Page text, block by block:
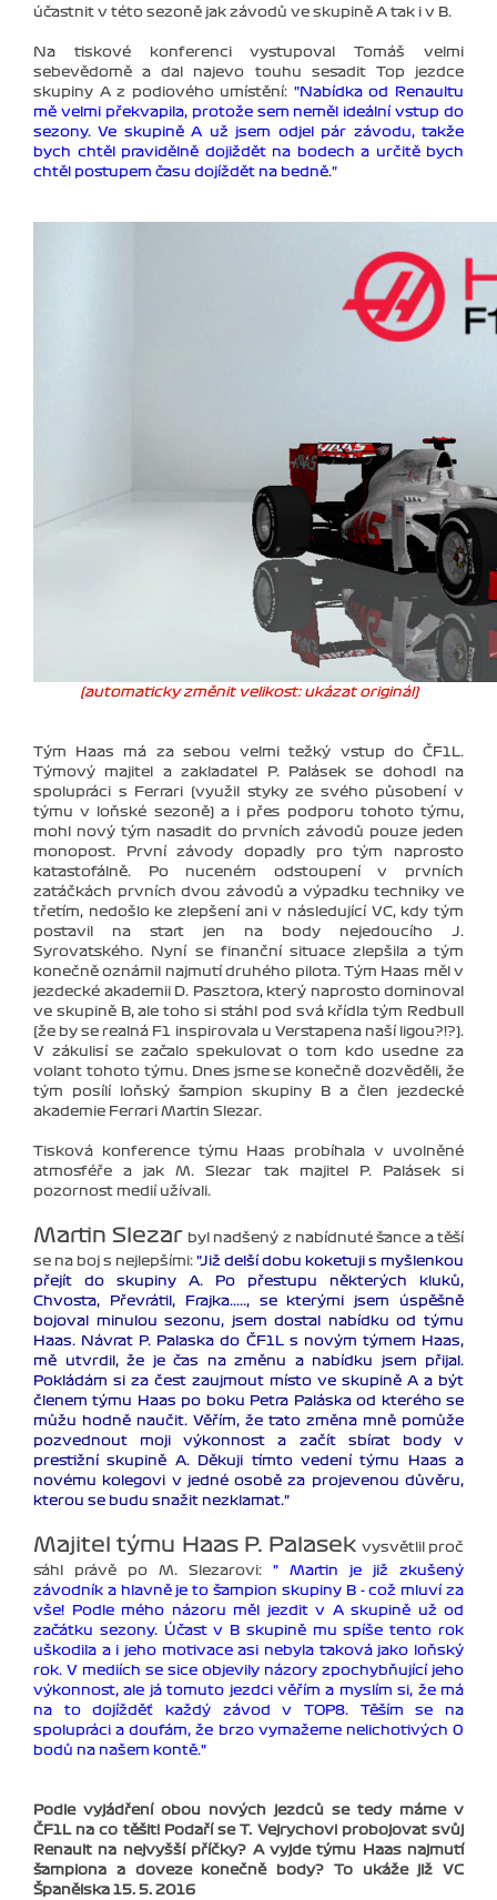
účastnit v této sezoně jak závodů ve skupině A tak i v B.
Na tiskové konferenci vystupoval Tomáš velmi
sebevědomě a dal najevo touhu sesadit Top jezdce
skupiny A z podiového umístění: "Nabídka od Renaultu
mě velmi překvapila, protože sem neměl ideální vstup do
sezony. Ve skupině A už jsem odjel pár závodu, takže
bych chtěl pravidělně dojiždět na bodech a určitě bych
chtěl postupem času dojíždět na bedně."
(automaticky změnit velikost: ukázat originál)
Tým Haas má za sebou velmi težký vstup do ČF1L.
Týmový majitel a zakladatel P. Palásek se dohodl na
spolupráci s Ferrari (využil styky ze svého působení v
týmu v loňské sezoně) a i přes podporu tohoto týmu,
mohl nový tým nasadit do prvních závodů pouze jeden
monopost. První závody dopadly pro tým naprosto
katastofálně. Po nuceném odstoupení v prvních
zatáčkách prvních dvou závodů a výpadku techniky ve
třetím, nedošlo ke zlepšení ani v následující VC, kdy tým
postavil na start jen na body nejedoucího J.
Syrovatského. Nyní se finanční situace zlepšila a tým
konečně oznámil najmutí druhého pilota. Tým Haas měl v
jezdecké akademii D. Pasztora, který naprosto dominoval
ve skupině B, ale toho si stáhl pod svá křídla tým Redbull
(že by se realná F1 inspirovala u Verstapena naší ligou?!?).
V zákulisí se začalo spekulovat o tom kdo usedne za
volant tohoto týmu. Dnes jsme se konečně dozvěděli, že
tým posílí loňský šampion skupiny B a člen jezdecké
akademie Ferrari Martin Slezar.
Tisková konference týmu Haas probíhala v uvolněné
atmosféře a jak M. Slezar tak majitel P. Palásek si
pozornost medií užívali.
Martin Slezar byl nadšený z nabídnuté šance a těší
se na boj s nejlepšími: "Již delší dobu koketuji s myšlenkou
přejít do skupiny A. Po přestupu některých kluků,
Chvosta, Převrátil, Frajka....., se kterými jsem úspěšně
bojoval minulou sezonu, jsem dostal nabídku od týmu
Haas. Návrat P. Palaska do ČF1L s novým týmem Haas,
mě utvrdil, že je čas na změnu a nabídku jsem přijal.
Pokládám si za čest zaujmout místo ve skupině A a být
členem týmu Haas po boku Petra Paláska od kterého se
můžu hodně naučit. Věřím, že tato změna mně pomůže
pozvednout moji výkonnost a začít sbírat body v
prestižní skupině A. Děkuji tímto vedení týmu Haas a
novému kolegovi v jedné osobě za projevenou důvěru,
kterou se budu snažit nezklamat."
Majitel týmu Haas P. Palasek vysvětlil proč
sáhl právě po M. Slezarovi: " Martin je již zkušený
závodník a hlavně je to šampion skupiny B - což mluví za
vše! Podle mého názoru měl jezdit v A skupině už od
začátku sezony. Účast v B skupině mu spíše tento rok
uškodila a i jeho motivace asi nebyla taková jako loňský
rok. V mediích se sice objevily názory zpochybňující jeho
výkonnost, ale já tomuto jezdci věřím a myslím si, že má
na to dojížděť každý závod v TOP8. Těším se na
spolupráci a doufám, že brzo vymažeme nelichotivých 0
bodů na našem kontě."
Podle vyjádření obou nových jezdců se tedy máme v
ČF1L na co těšit! Podaří se T. Vejrychovi probojovat svůj
Renault na nejvyšší příčky? A vyjde týmu Haas najmutí
šampiona a doveze konečně body? To ukáže již VC
Španělska 15. 5. 2016